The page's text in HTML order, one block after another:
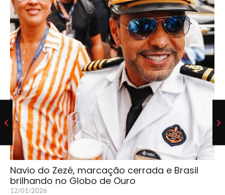
Navio do Zezé, marcação cerrada e Brasil
brilhando no Globo de Ouro
12/01/2026